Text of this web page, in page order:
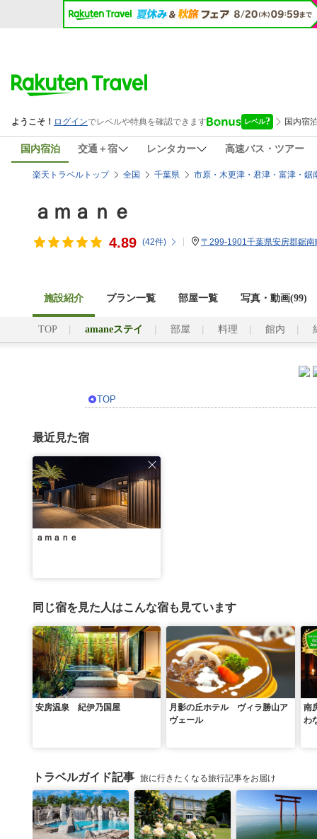
国内宿泊 交通＋宿 レンタカー 高速バス・ツアー
楽天トラベルトップ 全国 千葉県 市原・木更津・君津・富津・鋸
ａｍａｎｅ
4.89 (42件) 〒299-1901千葉県安房郡鋸
施設紹介 プラン一覧 部屋一覧 写真・動画(99)
TOP amaneステイ 部屋 料理 館内
TOP
最近見た宿
ａｍａｎｅ
同じ宿を見た人はこんな宿も見ています
安房温泉 紀伊乃国屋
月影の丘ホテル ヴィラ勝山ア
ヴェール
南
わ
トラベルガイド記事 旅に行きたくなる旅行記事をお届け